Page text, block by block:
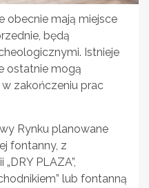
obecnie mają miejsce
będą
Istnieje
ostatnie mogą
zakończeniu prac
Rynku planowane
fontanny, z
PLAZA”,
lub fontanną